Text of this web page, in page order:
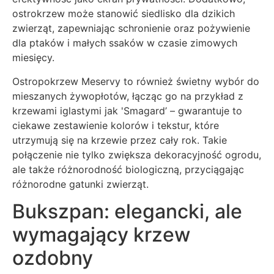
ostrokrzew może stanowić siedlisko dla dzikich
zwierząt, zapewniając schronienie oraz pożywienie
dla ptaków i małych ssaków w czasie zimowych
miesięcy.
Ostropokrzew Meservy to również świetny wybór do
mieszanych żywopłotów, łącząc go na przykład z
krzewami iglastymi jak 'Smagard’ – gwarantuje to
ciekawe zestawienie kolorów i tekstur, które
utrzymują się na krzewie przez cały rok. Takie
połączenie nie tylko zwiększa dekoracyjność ogrodu,
ale także różnorodność biologiczną, przyciągając
różnorodne gatunki zwierząt.
Bukszpan: elegancki, ale
wymagający krzew
ozdobny